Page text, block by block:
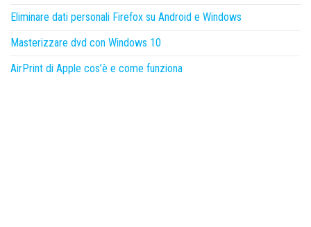
Eliminare dati personali Firefox su Android e Windows
Masterizzare dvd con Windows 10
AirPrint di Apple cos’è e come funziona